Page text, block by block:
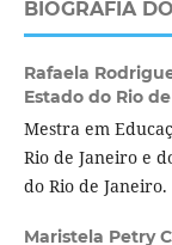
BIOGRAFIA
Rafaela
Estado do Rio
Mestra em
Rio de Janeiro e
do Rio de Janeiro.
Maristela Petry